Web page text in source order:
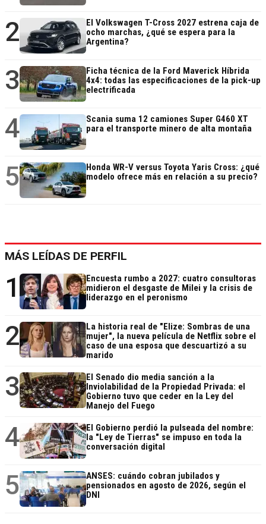
2
El Volkswagen T-Cross 2027 estrena caja de
ocho marchas, ¿qué se espera para la
Argentina?
3
Ficha técnica de la Ford Maverick Híbrida
4x4: todas las especificaciones de la pick-up
electrificada
4
Scania suma 12 camiones Super G460 XT
para el transporte minero de alta montaña
5
Honda WR-V versus Toyota Yaris Cross: ¿qué
modelo ofrece más en relación a su precio?
MÁS LEÍDAS DE PERFIL
1
Encuesta rumbo a 2027: cuatro consultoras
midieron el desgaste de Milei y la crisis de
liderazgo en el peronismo
2
La historia real de "Elize: Sombras de una
mujer", la nueva película de Netflix sobre el
caso de una esposa que descuartizó a su
marido
3
El Senado dio media sanción a la
Inviolabilidad de la Propiedad Privada: el
Gobierno tuvo que ceder en la Ley del
Manejo del Fuego
4
El Gobierno perdió la pulseada del nombre:
la "Ley de Tierras" se impuso en toda la
conversación digital
5
ANSES: cuándo cobran jubilados y
pensionados en agosto de 2026, según el
DNI